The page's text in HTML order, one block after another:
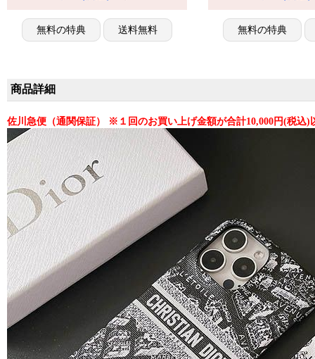
iPhone17pro/16promaxケースとしてもお
すすめの多機能アイテム！流行りの最
先端を行く一品。（透明・半透明ケー
無料の特典 送料無料
全機種対応。芸能人
かわいいファブリッ
り、格安で手に入り、
無料の特典
商品詳細
佐川急便（通関保証） ※１回のお買い上げ金額が合計10,000円(税込